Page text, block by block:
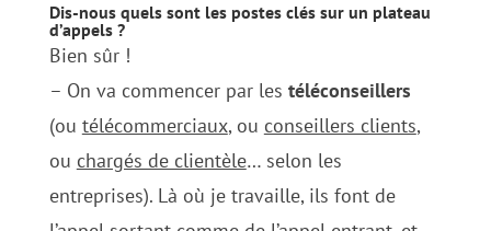
Dis-nous quels sont les postes clés sur un plateau
d’appels ?
Bien sûr !
– On va commencer par les téléconseillers
(ou télécommerciaux, ou conseillers clients,
ou chargés de clientèle… selon les
entreprises). Là où je travaille, ils font de